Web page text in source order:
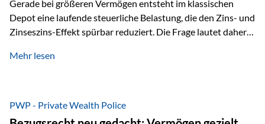
Gerade bei größeren Vermögen entsteht im klassischen
Depot eine laufende steuerliche Belastung, die den Zins- und
Zinseszins-Effekt spürbar reduziert. Die Frage lautet daher:
nicht laufend Kapital entziehen – sondern möglichst lange im
Privatdepot fallen an: Abgeltungssteuer Fondsbesteuerung
(Vorabpauschale, Teilfreistellung) Kein steuerlicher Abzug
Mehr lesen
PWP - Private Wealth Police